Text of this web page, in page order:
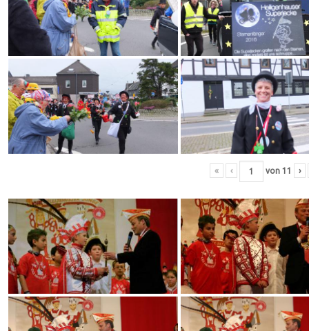
« ‹ von 11 ›